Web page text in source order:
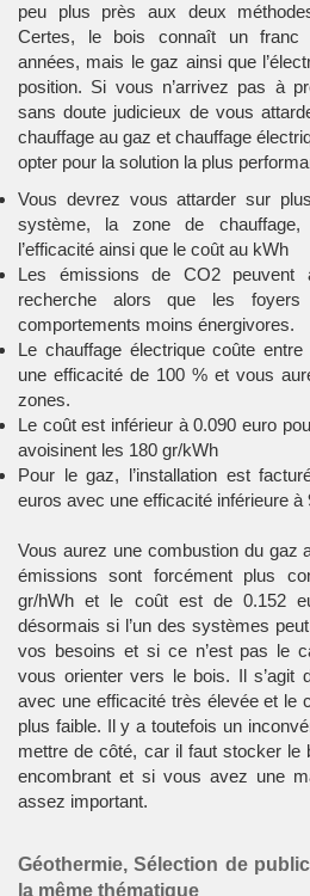
peu plus près aux deux
Certes, le bois connaît un franc
années, mais le gaz ainsi que
position. Si vous n’arrivez pas à
sans doute judicieux de vous
chauffage au gaz et chauffage
opter pour la solution la plus
Vous devrez vous attarder sur
système, la zone de chauffage,
l’efficacité ainsi que le coût au kWh
Les émissions de CO2
recherche alors que les foyers
comportements moins énergivores.
Le chauffage électrique coûte
une efficacité de 100 % et vous
zones.
Le coût est inférieur à 0.090 euro
avoisinent les 180 gr/kWh
Pour le gaz, l’installation est
euros avec une efficacité inférieure à
Vous aurez une combustion du gaz
émissions sont forcément plus
gr/hWh et le coût est de 0.152
désormais si l’un des systèmes
vos besoins et si ce n’est pas le
vous orienter vers le bois. Il s’agit
avec une efficacité très élevée et le
plus faible. Il y a toutefois un
mettre de côté, car il faut stocker le
encombrant et si vous avez une
assez important.
Géothermie, Sélection de
la même thématique